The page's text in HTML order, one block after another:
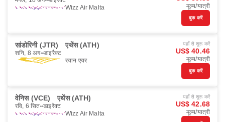
Wizz Air Malta
मूल्य/यात्री
बुक करें
सांडोरिनी (JTR) एथेंस (ATH)
शनि, 8 अग॰ डाइरैक्ट
रयान एयर
यहाँ से शुरू करें
US$ 40.46
मूल्य/यात्री
बुक करें
वेनिस (VCE) एथेंस (ATH)
रवि, 6 सित॰ डाइरैक्ट
Wizz Air Malta
यहाँ से शुरू करें
US$ 42.68
मूल्य/यात्री